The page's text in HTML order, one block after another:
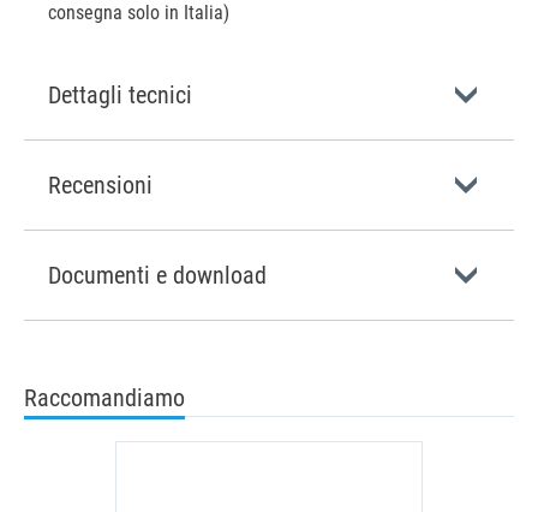
consegna solo in Italia)
Dettagli tecnici
Recensioni
Documenti e download
Raccomandiamo